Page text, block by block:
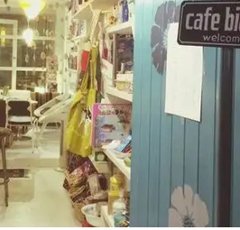
【cafe bianco（京都）】立命館大